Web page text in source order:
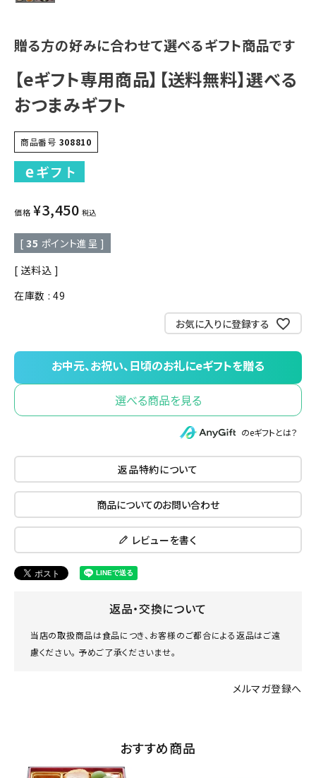
贈る方の好みに合わせて選べるギフト商品です
【eギフト専用商品】【送料無料】選べる
おつまみギフト
商品番号 308810
価格 ¥3,450 税込
[ 35 ポイント進呈 ]
送料込
在庫数
49
お気に入りに登録する
選べる商品を見る
のeギフトとは？
返品特約について
商品についてのお問い合わせ
レビューを書く
返品・交換について
当店の取扱商品は食品につき、お客様のご都合による返品はご遠
慮ください。 予めご了承くださいませ。
メルマガ登録へ
おすすめ商品